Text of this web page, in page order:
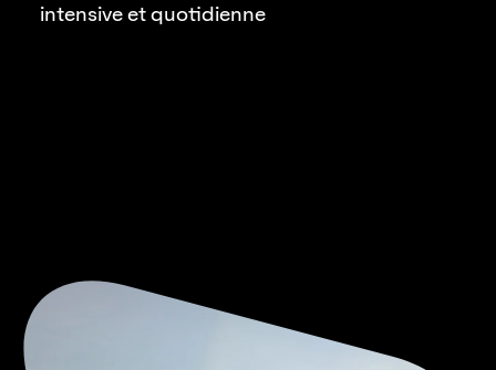
intensive et quotidienne